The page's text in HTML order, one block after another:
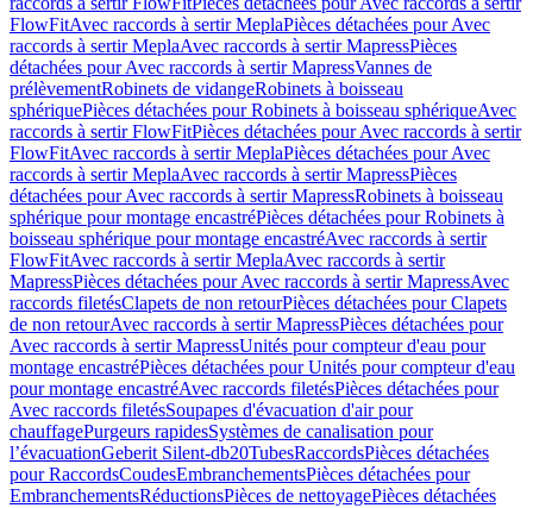
FlowFitAvec raccords à sertir MeplaPièces détachées pour Avec
raccords à sertir MeplaAvec raccords à sertir MapressPièces
détachées pour Avec raccords à sertir MapressVannes de
prélèvementRobinets de vidangeRobinets à boisseau
sphériquePièces détachées pour Robinets à boisseau sphériqueAvec
raccords à sertir FlowFitPièces détachées pour Avec raccords à sertir
FlowFitAvec raccords à sertir MeplaPièces détachées pour Avec
raccords à sertir MeplaAvec raccords à sertir MapressPièces
détachées pour Avec raccords à sertir MapressRobinets à boisseau
sphérique pour montage encastréPièces détachées pour Robinets à
boisseau sphérique pour montage encastréAvec raccords à sertir
FlowFitAvec raccords à sertir MeplaAvec raccords à sertir
MapressPièces détachées pour Avec raccords à sertir MapressAvec
raccords filetésClapets de non retourPièces détachées pour Clapets
de non retourAvec raccords à sertir MapressPièces détachées pour
Avec raccords à sertir MapressUnités pour compteur d'eau pour
montage encastréPièces détachées pour Unités pour compteur d'eau
pour montage encastréAvec raccords filetésPièces détachées pour
Avec raccords filetésSoupapes d'évacuation d'air pour
chauffagePurgeurs rapidesSystèmes de canalisation pour
l’évacuationGeberit Silent-db20TubesRaccordsPièces détachées
pour RaccordsCoudesEmbranchementsPièces détachées pour
EmbranchementsRéductionsPièces de nettoyagePièces détachées